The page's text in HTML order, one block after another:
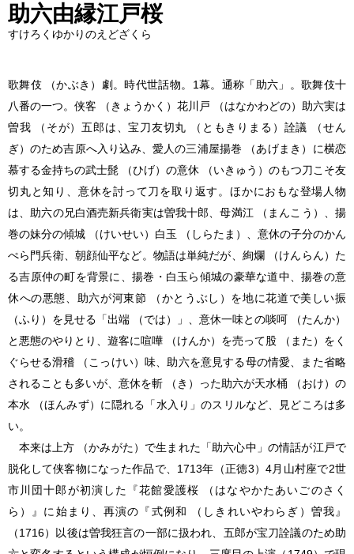
助六由縁江戸桜
すけろくゆかりのえどざくら
歌舞伎 （かぶき）劇。時代世話物。1幕。通称「助六」。歌舞伎十
八番の一つ。侠客 （きょうかく）花川戸 （はなかわどの）助六実は
曽我 （そが）五郎は、宝刀友切丸 （ともきりまる）詮議 （せん
ぎ）のため吉原へ入り込み、愛人の三浦屋揚巻 （あげまき）に横恋
慕する金持ちの武士髭 （ひげ）の意休 （いきゅう）のもつ刀こそ友
切丸と知り、意休を討って刀を取り返す。ほかにおもな登場人物
は、助六の兄白酒売新兵衛実は曽我十郎、母満江 （まんこう）、揚
巻の妹分の傾城 （けいせい）白玉 （しらたま）、意休の子分のかん
ぺら門兵衛、朝顔仙平など。物語は単純だが、絢爛 （けんらん）た
る吉原仲の町を背景に、揚巻・白玉ら傾城の豪華な道中、揚巻の意
休への悪態、助六が河東節 （かとうぶし）を地に花道で美しい振
（ふり）を見せる「出端 （では）」、意休一味との啖呵 （たんか）
と悪態のやりとり、遊客に喧嘩 （けんか）を売って股 （また）をく
ぐらせる滑稽 （こっけい）味、助六を意見する母の情愛、また省略
されることも多いが、意休を斬 （き）った助六が天水桶 （おけ）の
本水 （ほんみず）に隠れる「水入り」のスリルなど、見どころは多
い。
本来は上方 （かみがた）で生まれた「助六心中」の情話が江戸で
脱化して侠客物になった作品で、1713年（正徳3）4月山村座で2世
市川団十郎が初演した『花館愛護桜 （はなやかたあいごのさく
ら）』に始まり、再演の『式例和 （しきれいやわらぎ）曽我』
（1716）以後は曽我狂言の一部に扱われ、五郎が宝刀詮議のため助